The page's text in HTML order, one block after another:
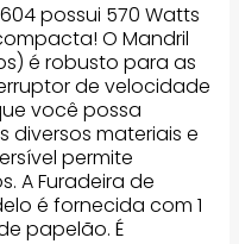
possui 570 Watts
O Mandril
é robusto para as
de velocidade
você possa
diversos materiais e
permite
A Furadeira de
é fornecida com 1
papelão. É